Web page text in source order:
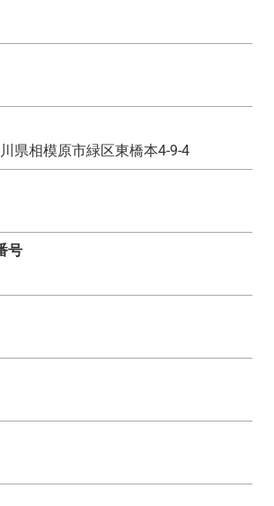
県相模原市緑区東橋本4-9-4
号